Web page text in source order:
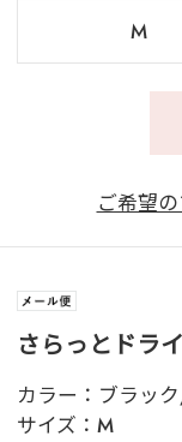
M
ご希望
さらっとドラ
カラー： ブラッ
サイズ： M